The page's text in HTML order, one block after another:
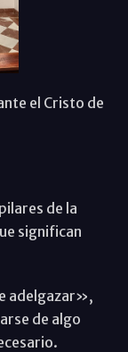
el Cristo de
de la
significan
adelgazar»,
de algo